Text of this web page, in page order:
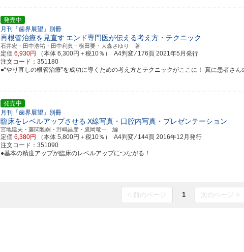
発売中
月刊「歯界展望」別冊
再根管治療を見直す エンド専門医が伝える考え方・テクニック
石井宏・田中浩祐・田中利典・横田要・大森さゆり 著
定価 6,930円 （本体 6,300円＋税10％） A4判変 ⁄ 176頁 2021年5月発行
注文コード：351180
●“やり直しの根管治療”を成功に導くための考え方とテクニックがここに！ 真に患者さん
発売中
月刊「歯界展望」別冊
臨床をレベルアップさせる X線写真・口腔内写真・プレゼンテーション
宮地建夫・藤関雅嗣・野嶋昌彦・鷹岡竜一 編
定価 6,380円 （本体 5,800円＋税10％） A4判変 ⁄ 144頁 2016年12月発行
注文コード：351090
●基本の精度アップが臨床のレベルアップにつながる！
< 前のページ 1 次のページ >